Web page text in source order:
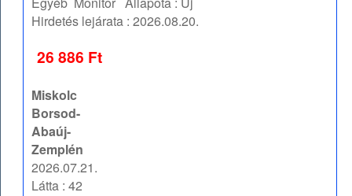
Hirdetés lejárata :2026.08.20.
26 886 Ft
Miskolc
Borsod-
Abaúj-
Zemplén
2026.07.21.
Látta : 42